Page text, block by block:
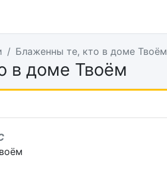
Блаженны те, кто в доме Твоём
в доме Твоём